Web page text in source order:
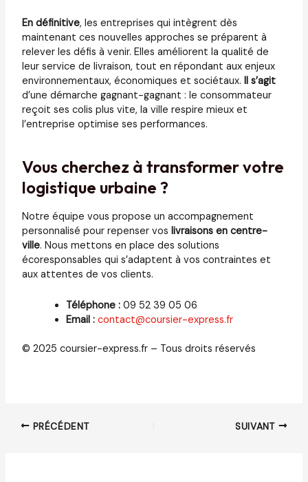
En définitive, les entreprises qui intègrent dès
maintenant ces nouvelles approches se préparent à
relever les défis à venir. Elles améliorent la qualité de
leur service de livraison, tout en répondant aux enjeux
environnementaux, économiques et sociétaux. Il s’agit
d’une démarche gagnant-gagnant : le consommateur
reçoit ses colis plus vite, la ville respire mieux et
l’entreprise optimise ses performances.
Vous cherchez à transformer votre
logistique urbaine ?
Notre équipe vous propose un accompagnement
personnalisé pour repenser vos livraisons en centre-
ville. Nous mettons en place des solutions
écoresponsables qui s’adaptent à vos contraintes et
aux attentes de vos clients.
Téléphone :09 52 39 05 06
Email : contact@coursier-express.fr
© 2025 coursier-express.fr – Tous droits réservés
NavigationPRÉCÉDENT SUIVANT